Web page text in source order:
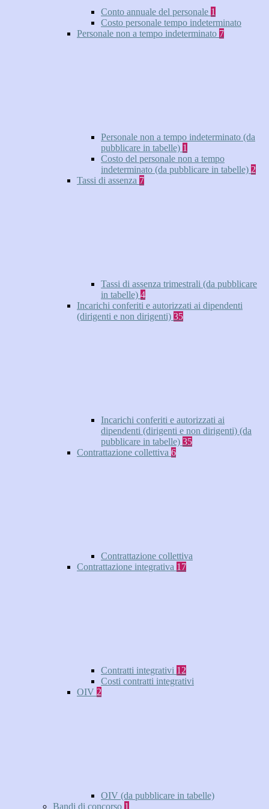
Conto annuale del personale 1
Costo personale tempo indeterminato
Personale non a tempo indeterminato 7
Personale non a tempo indeterminato (da
pubblicare in tabelle) 1
Costo del personale non a tempo
indeterminato (da pubblicare in tabelle) 2
Tassi di assenza 7
Tassi di assenza trimestrali (da pubblicare
in tabelle) 4
Incarichi conferiti e autorizzati ai dipendenti
(dirigenti e non dirigenti) 35
Incarichi conferiti e autorizzati ai
dipendenti (dirigenti e non dirigenti) (da
pubblicare in tabelle) 35
Contrattazione collettiva 6
Contrattazione collettiva
Contrattazione integrativa 17
Contratti integrativi 12
Costi contratti integrativi
OIV 2
OIV (da pubblicare in tabelle)
Bandi di concorso 1